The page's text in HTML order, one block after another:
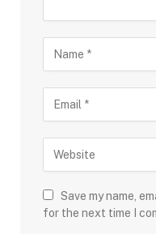
Save my name,
for the next time I